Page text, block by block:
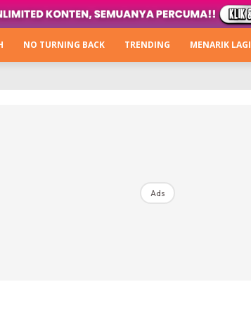
Hijabista
Next Level
NO TURNING BACK TRENDING MENARIK LAGI
Ads